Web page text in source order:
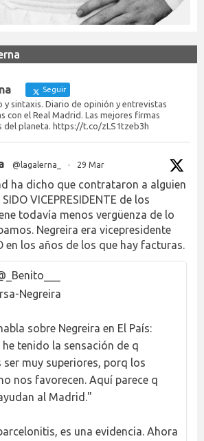
Seguir
y sintaxis. Diario de opinión y entrevistas
con el Real Madrid. Las mejores firmas
del planeta. https://t.co/zLS1tzeb3h
@lagalerna_ · 29 Mar
ha dicho que contrataron a alguien
VICEPRESIDENTE de los
todavía menos vergüenza de lo
Negreira era vicepresidente
en los años de los que hay facturas.
Negreira
sobre Negreira en El País:
he tenido la sensación de q
ser muy superiores, porq los
nos favorecen. Aquí parece q
al Madrid."
es una evidencia. Ahora